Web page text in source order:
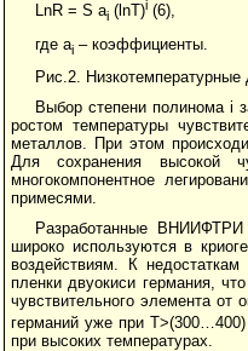
LnR = S ai (lnT)i (6),
где ai – коэффициенты.
Рис.2. Низкотемпературные
Выбор степени полинома i
ростом температуры
металлов. При этом
Для сохранения высокой
многокомпонентное
примесями.
Разработанные ВНИИФТРИ
широко используются в
воздействиям. К недостаткам
пленки двуокиси германия,
чувствительного элемента
гер­ма­ний уже при Т>(300…400)
при высоких температурах.